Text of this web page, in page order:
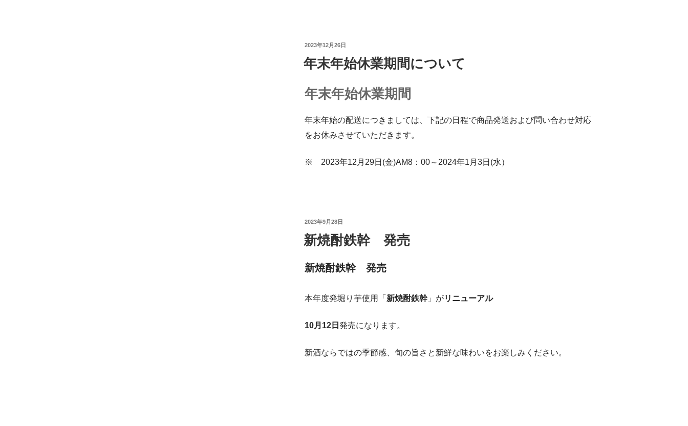
投
稿
2023年12月26日
年末年始休業期間について
年末年始休業期間
年末年始の配送につきましては、下記の日程で商品発送および問い合わせ対応
をお休みさせていただきます。
※ 2023年12月29日(金)AM8：00～2024年1月3日(水）
投
稿
2023年9月28日
新焼酎鉄幹 発売
新焼酎鉄幹 発売
本年度発堀り芋使用「 新焼酎鉄幹」がリニューアル
10月12日 発売になります。
新酒ならではの季節感、旬の旨さと新鮮な味わいをお楽しみください。